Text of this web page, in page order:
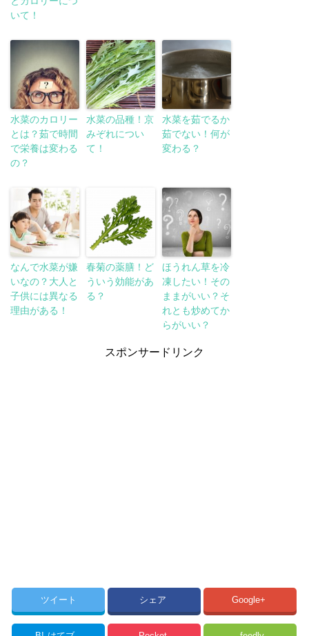
いて！
水菜のカロリー
とは？茹で時間
で栄養は変わる
の？
水菜の品種！京
みぞれについ
て！
水菜を茹でるか
茹でない！何が
変わる？
なんで水菜が嫌
いなの？大人と
子供には異なる
理由がある！
春菊の薬膳！ど
ういう効能があ
る？
ほうれん草を冷
凍したい！その
ままがいい？そ
れとも炒めてか
らがいい？
スポンサードリンク
ツイート シェア Google+